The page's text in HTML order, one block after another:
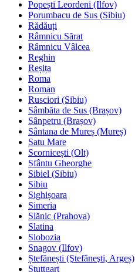
Popești Leordeni (Ilfov)
Porumbacu de Sus (Sibiu)
Rădăuți
Râmnicu Sărat
Râmnicu Vâlcea
Reghin
Reșița
Roma
Roman
Rusciori (Sibiu)
Sâmbăta de Sus (Brașov)
Sânpetru (Brașov)
Sântana de Mureș (Mureș)
Satu Mare
Scornicești (Olt)
Sfântu Gheorghe
Sibiel (Sibiu)
Sibiu
Sighișoara
Simeria
Slănic (Prahova)
Slatina
Slobozia
Snagov (Ilfov)
Ștefănești (Ştefãneşti, Argeș)
Stuttgart